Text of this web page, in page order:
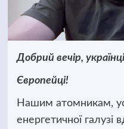
Добрий вечір,
Європейці!
Нашим атомникам,
енергетичної галузі